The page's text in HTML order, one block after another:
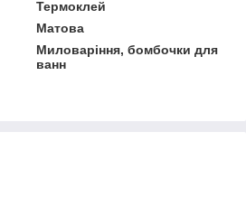
Термоклей
Матова
Миловаріння, бомбочки для
ванн